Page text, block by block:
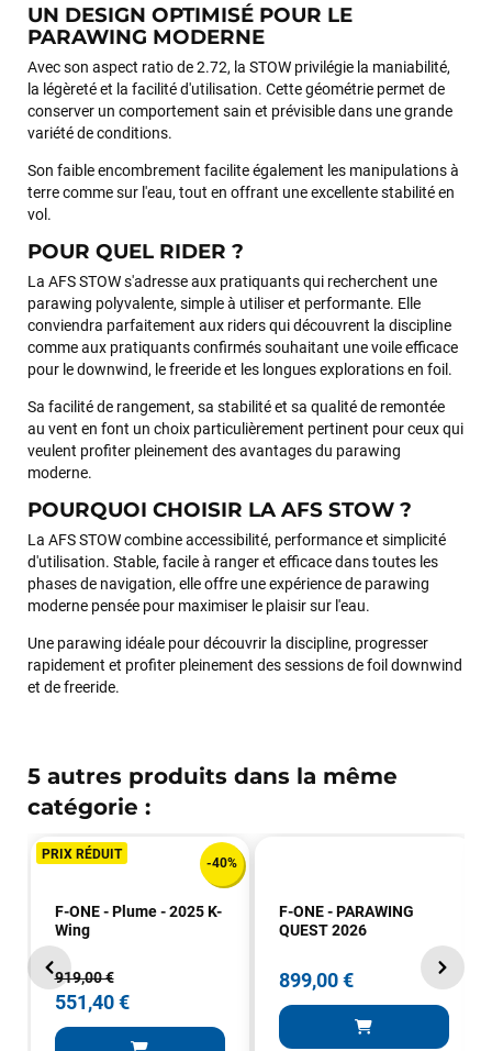
UN DESIGN OPTIMISÉ POUR LE
PARAWING MODERNE
Avec son aspect ratio de 2.72, la STOW privilégie la maniabilité,
la légèreté et la facilité d'utilisation. Cette géométrie permet de
conserver un comportement sain et prévisible dans une grande
variété de conditions.
Son faible encombrement facilite également les manipulations à
terre comme sur l'eau, tout en offrant une excellente stabilité en
vol.
POUR QUEL RIDER ?
La AFS STOW s'adresse aux pratiquants qui recherchent une
parawing polyvalente, simple à utiliser et performante. Elle
conviendra parfaitement aux riders qui découvrent la discipline
comme aux pratiquants confirmés souhaitant une voile efficace
pour le downwind, le freeride et les longues explorations en foil.
Sa facilité de rangement, sa stabilité et sa qualité de remontée
au vent en font un choix particulièrement pertinent pour ceux qui
veulent profiter pleinement des avantages du parawing
moderne.
POURQUOI CHOISIR LA AFS STOW ?
La AFS STOW combine accessibilité, performance et simplicité
d'utilisation. Stable, facile à ranger et efficace dans toutes les
phases de navigation, elle offre une expérience de parawing
moderne pensée pour maximiser le plaisir sur l'eau.
Une parawing idéale pour découvrir la discipline, progresser
rapidement et profiter pleinement des sessions de foil downwind
et de freeride.
5 autres produits dans la même
catégorie :
PRIX RÉDUIT
-40%
F-ONE - Plume - 2025 K-
Wing
919,00 €
551,40 €
F-ONE - PARAWING
QUEST 2026
899,00 €
Sébastien BACHELIER
il y a un mois
Cela faisait 6 mois que je galérais à remplacer ma board eux
m'ont trouvé une pépite à laquelle je n'aurais jamais pensé !
Excellent conseil excellent prix et en plus super sympas. Merci
encore pour cette severne dyno !
J'ai acheté une voile d'occasion depuis Tahiti. Super service.
L'envoi a été rapide. La voile est arrivée en super état.
Mauruuru roa.
LAISSER UN AVIS